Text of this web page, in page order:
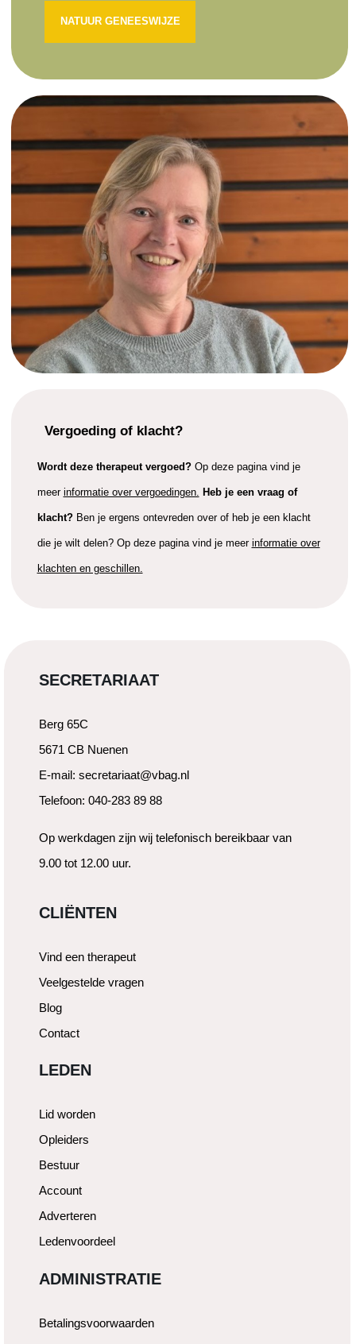
NATUUR GENEESWIJZE
Vergoeding of klacht?
Wordt deze therapeut vergoed?Op deze pagina vind je
meer informatie over vergoedingen. Heb je een vraag of
klacht? Ben je ergens ontevreden over of heb je een klacht
die je wilt delen? Op deze pagina vind je meer informatie over
klachten en geschillen.
SECRETARIAAT
Berg 65C
5671 CB Nuenen
E-mail: secretariaat@vbag.nl
Telefoon: 040-283 89 88
Op werkdagen zijn wij telefonisch bereikbaar van
9.00 tot 12.00 uur.
CLIËNTEN
Vind een therapeut
Veelgestelde vragen
Blog
Contact
LEDEN
Lid worden
Opleiders
Bestuur
Account
Adverteren
Ledenvoordeel
ADMINISTRATIE
Betalingsvoorwaarden